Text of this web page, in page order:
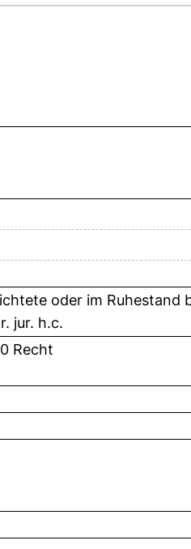
oder im Ruhestand
jur. h.c.
Recht